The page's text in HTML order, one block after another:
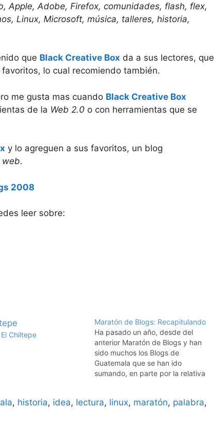
Apple, Adobe, Firefox, comunidades, flash, flex,
Linux, Microsoft, música, talleres, historia,
que Black Creative Box da a sus lectores, que
lo cual recomiendo también.
me gusta mas cuando Black Creative Box
de la Web 2.0 o con herramientas que se
y lo agreguen a sus favoritos, un blog
web.
2008
leer sobre:
Chiltepe
Maratón de Blogs: Recapitulando
Ha pasado un año, desde del
anterior Maratón de Blogs y han
sido muchos los Blogs de
Guatemala que se han ido
sumando, en parte por la relativa
estamos muy lejos, de lo que
, historia, idea, lectura, linux, maratón, palabra,